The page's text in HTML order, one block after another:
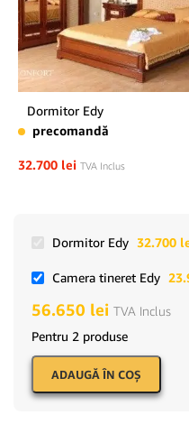
Dormitor Edy
precomandă
32.700 lei TVA Inclus
Dormitor Edy 32.700
Camera tineret Edy
56.650 lei TVA Inclus
Pentru 2 produse
ADAUGĂ ÎN COŞ